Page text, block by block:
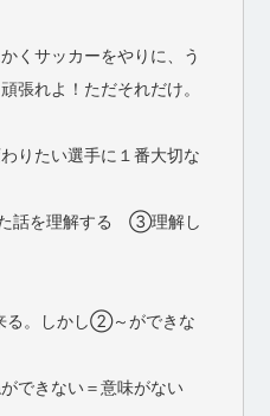
くサッカーをやりに、う
張れよ！ただそれだけ。
りたい選手に１番大切な
を理解する ③理解し
る。しかし②～ができな
できない＝意味がない